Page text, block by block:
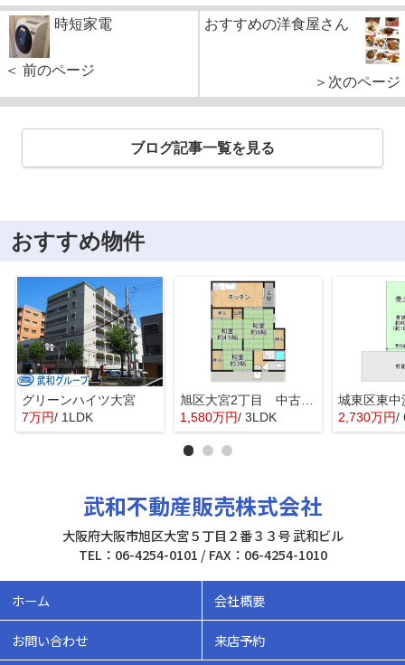
時短家電
＜ 前のページ
おすすめの洋食屋さん
＞次のページ
ブログ記事一覧を見る
おすすめ物件
グリーンハイツ大宮
7万円/ 1LDK
旭区大宮2丁目 中古戸建
1,580万円/ 3LDK 2,730万円/
武和不動産販売株式会社
大阪府大阪市旭区大宮５丁目２番３３号 武和ビル
TEL：06-4254-0101 / FAX：06-4254-1010
ホーム 会社概要
お問い合わせ 来店予約